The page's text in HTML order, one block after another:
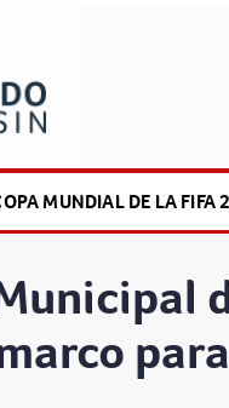
MUNDIAL DE LA FIFA